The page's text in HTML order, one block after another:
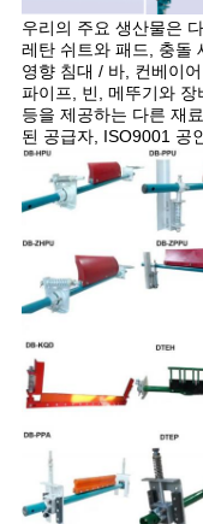
우리의 주요 생산물은
레탄 쉬트와 패드, 충돌
영향 침대 / 바, 컨베이
파이프, 빈, 메뚜기와
등을 제공하는 다른 재
된 공급자, ISO9001 공